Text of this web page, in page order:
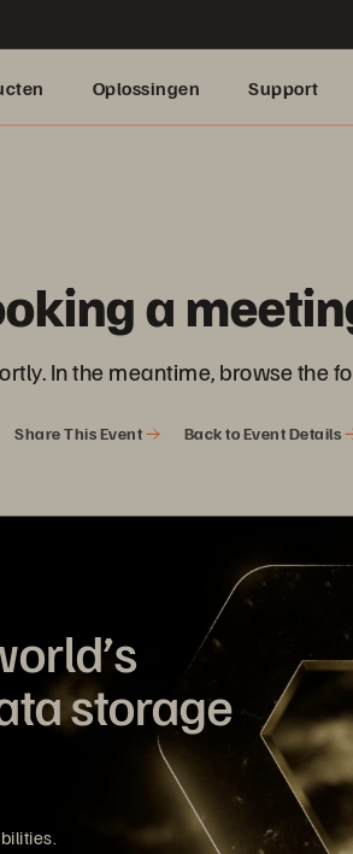
Oplossingen Support
a
In the meantime, browse the
Share This Event Back to Event Details
storage